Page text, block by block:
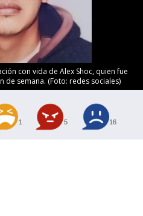
con vida de Alex Shoc, quien fue
semana. (Foto: redes sociales)
1 5 16